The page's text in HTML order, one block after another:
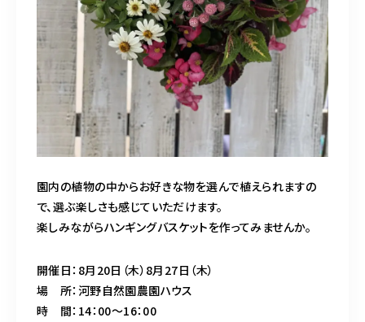
園内の植物の中からお好きな物を選んで植えられますの
で、選ぶ楽しさも感じていただけます。
楽しみながらハンギングバスケットを作ってみませんか。
開催日：8月20日（木）8月27日（木）
場 所：河野自然園農園ハウス
時 間：14：00～16：00